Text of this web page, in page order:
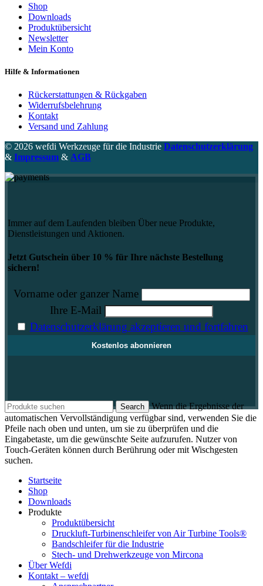
Shop
Downloads
Produktübersicht
Newsletter
Mein Konto
Hilfe & Informationen
Rückerstattungen & Rückgaben
Widerrufsbelehrung
Kontakt
Versand und Zahlung
© 2026 wefdi Werkzeuge für die Industrie Datenschutzerklärung
& Impressum & AGB
Immer auf dem Laufenden bleiben Über neue Produkte,
Dienstleistungen und Aktionen.
Jetzt Gutschein über 10 % für Ihre nächste Bestellung
sichern!
Vorname oder ganzer Name
Ihre E-Mail
Datenschutzerklärung akzeptieren und fortfahren
Search
Wenn die Ergebnisse der
automatischen Vervollständigung verfügbar sind, verwenden Sie die
Pfeile nach oben und unten, um sie zu überprüfen und die
Eingabetaste, um die gewünschte Seite aufzurufen. Nutzer von
Touch-Geräten können durch Berührung oder mit Wischgesten
suchen.
Startseite
Shop
Downloads
Produkte
Produktübersicht
Druckluft-Turbinenschleifer von Air Turbine Tools®
Bandschleifer für die Industrie
Stech- und Drehwerkzeuge von Mircona
Über Wefdi
Kontakt – wefdi